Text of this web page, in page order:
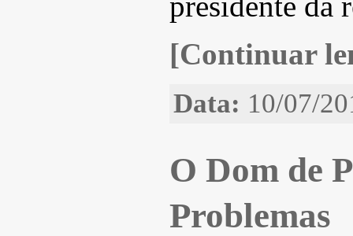
[Continuar
Data: 10/07/
O Dom de
Problemas